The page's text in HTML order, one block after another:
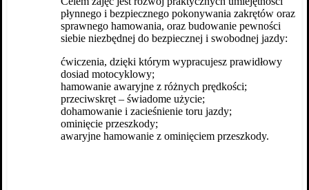
płynnego i bezpiecznego pokonywania zakrętów oraz
sprawnego hamowania, oraz budowanie pewności
siebie niezbędnej do bezpiecznej i swobodnej jazdy:
ćwiczenia, dzięki którym wypracujesz prawidłowy
dosiad motocyklowy;
hamowanie awaryjne z różnych prędkości;
przeciwskręt – świadome użycie;
dohamowanie i zacieśnienie toru jazdy;
ominięcie przeszkody;
awaryjne hamowanie z ominięciem przeszkody.